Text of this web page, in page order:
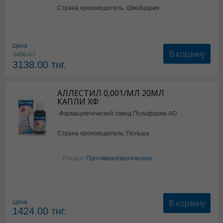
Страна производитель: Швейцария
Цена
3486.67
3138.00 тнг.
В корзину
АЛЛЕСТИЛ 0,001/МЛ 20МЛ
КАПЛИ ХФ
-Фармацевтический завод Польфарма АО
Страна производитель: Польша
Раздел: Противоаллергическое
Цена
1424.00 тнг.
В корзину